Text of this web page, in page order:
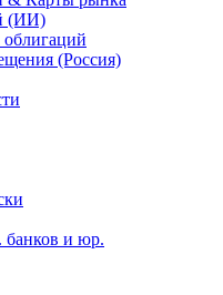
(ИИ)
(Россия)
банков и юр.